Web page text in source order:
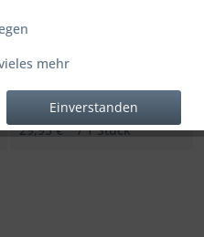
Grundpreis
39,90 € * / 1 Stück
29,95 € * / 1 Stück
mehr
Einverstanden